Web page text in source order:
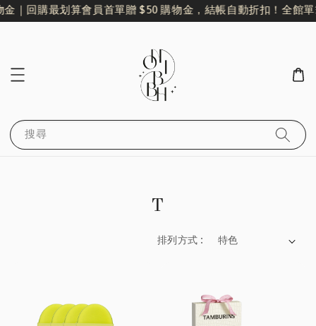
回購最划算會員首單贈 $50 購物金，結帳自動折扣！全館單筆
搜尋
T
排列方式 :